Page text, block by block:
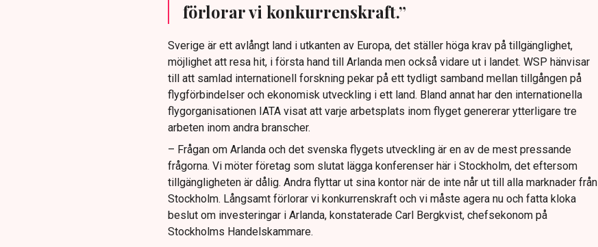
förlorar vi konkurrenskraft.”
Sverige är ett avlångt land i utkanten av Europa, det ställer höga krav på tillgänglighet,
möjlighet att resa hit, i första hand till Arlanda men också vidare ut i landet. WSP hänvisar
till att samlad internationell forskning pekar på ett tydligt samband mellan tillgången på
flygförbindelser och ekonomisk utveckling i ett land. Bland annat har den internationella
flygorganisationen IATA visat att varje arbetsplats inom flyget genererar ytterligare tre
arbeten inom andra branscher.
– Frågan om Arlanda och det svenska flygets utveckling är en av de mest pressande
frågorna. Vi möter företag som slutat lägga konferenser här i Stockholm, det eftersom
tillgängligheten är dålig. Andra flyttar ut sina kontor när de inte når ut till alla marknader från
Stockholm. Långsamt förlorar vi konkurrenskraft och vi måste agera nu och fatta kloka
beslut om investeringar i Arlanda, konstaterade Carl Bergkvist, chefsekonom på
Stockholms Handelskammare.